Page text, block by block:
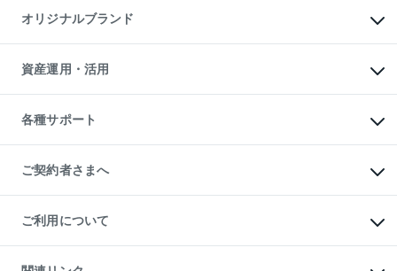
アパート経営
収益物件
ビル購入（ビル一棟）
投資用不動産の売却査定
事業用不動産の売却査定
マンションライブラリー
人気マンションランキング
暮らしに役立つ不動産メディア
不動産相場・不動産価格情報
不動産コラム・ニュース
不動産用語集
不動産なんでもネット相談室
住まいの税金
オリジナルブランド
一棟リノベーションマンション
L`GENTE（ルジェンテ）
区分リノベーションマンション
投資用一棟レジデンスWELL
不動産小口投資
LEGACIA（レガシア）
資産運用・活用
不動産M&A
アセットマネジメント・出資
各種サポート
相続サポート
リフォームサポート
ご契約者さまへ
ご紹介・再契約特典
入居者様専用-各種ご案内（賃貸）
東急こすもす会「こすもすWeb」
ご利用について
金融商品取引について